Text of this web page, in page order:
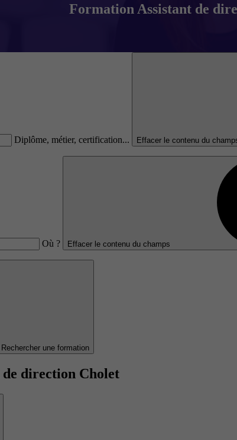
Formation Assistant de
Diplôme, métier, certification... Effacer le contenu du
Où ? Effacer le contenu du champs
Rechercher une formation
direction Cholet